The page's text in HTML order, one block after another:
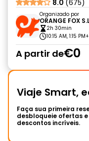
8.0 (675)
Organizado por
ORANGE FOX
2h 30min
10:15 AM, 1:15 PM
A partir de€0
Viaje Smart,
Faça sua primeira
desbloqueie ofertas e
descontos incríveis.